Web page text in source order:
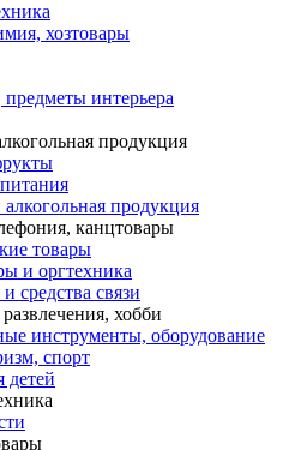
хозтовары
интерьера
продукция
алкогольная продукция
канцтовары
товары
и оргтехника
средства связи
хобби
инструменты, оборудование
спорт
детей